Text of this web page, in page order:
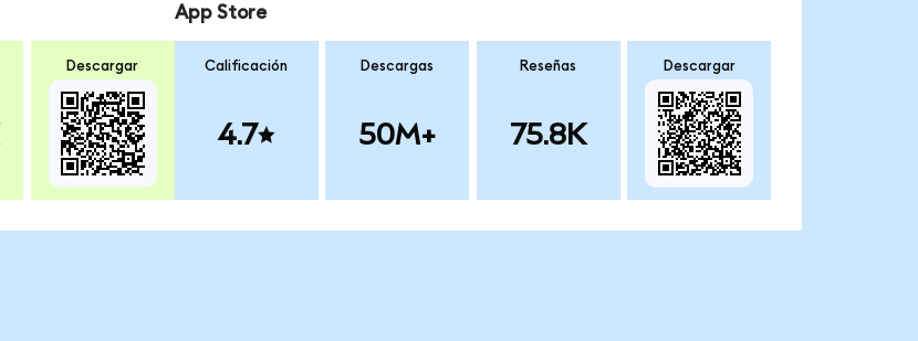
Descargar
App Store
Calificación
4.7
Descargas
50M+
Reseñas
75.8K
Descargar